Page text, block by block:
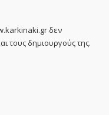
δεν
τους δημιουργούς της.